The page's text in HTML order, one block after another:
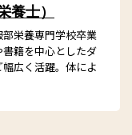
養士）
栄養専門学校卒業
籍を中心としたダ
広く活躍。体によ